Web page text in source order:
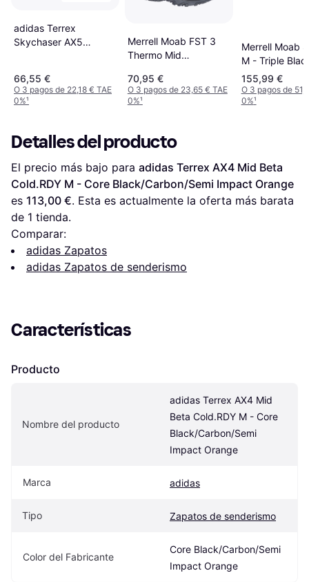
adidas Terrex
Skychaser AX5
66,55 €
O 3 pagos de 22,18 € TAE
0%¹
Merrell Moab FST 3
Thermo Mid
70,95 €
O 3 pagos de 23,65 € TAE
0%¹
Merrell Moab
M - Triple
155,99 €
O 3 pagos de
0%¹
Detalles del producto
El precio más bajo para adidas Terrex AX4 Mid Beta
Cold.RDY M - Core Black/Carbon/Semi Impact Orange
es 113,00 €. Esta es actualmente la oferta más barata
de 1 tienda.
Comparar:
adidas Zapatos
adidas Zapatos de senderismo
Características
Producto
Nombre del producto
adidas Terrex AX4 Mid
Beta Cold.RDY M - Core
Black/Carbon/Semi
Impact Orange
Marca adidas
Tipo Zapatos de senderismo
Color del Fabricante
Core Black/Carbon/Semi
Impact Orange